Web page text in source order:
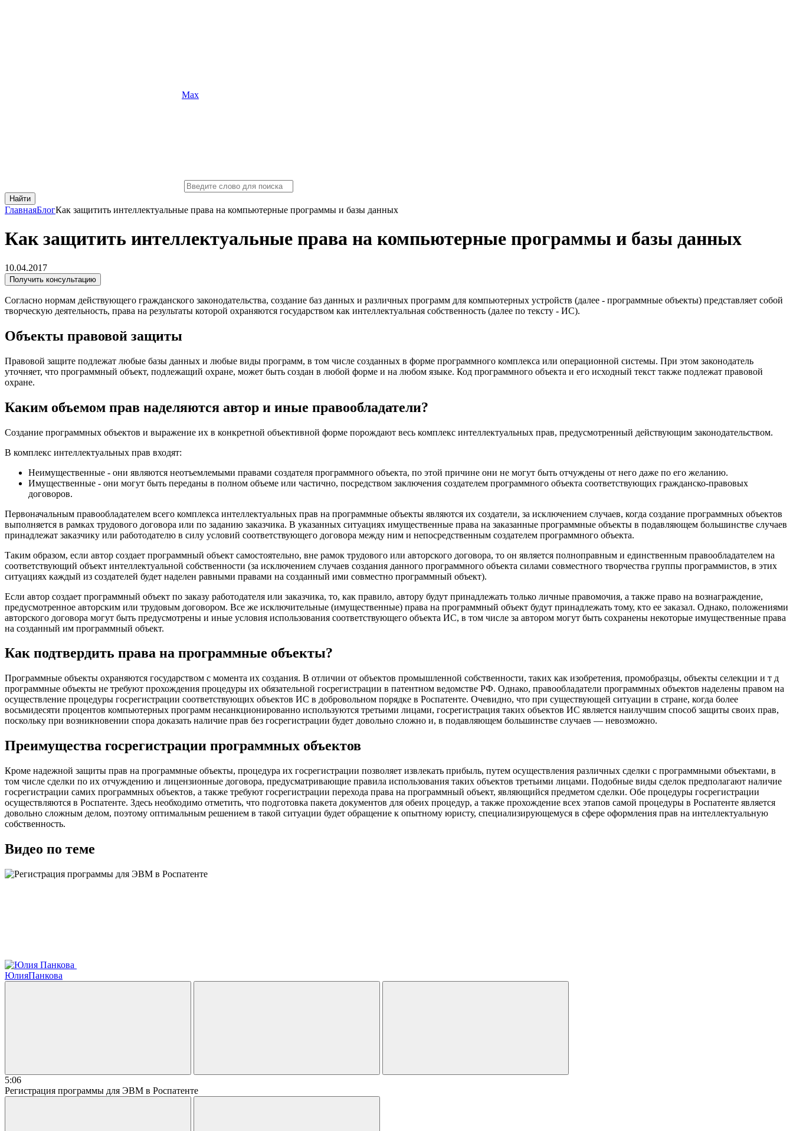
Max
Найти
ГлавнаяБлогКак защитить интеллектуальные права на компьютерные программы и базы данных
Как защитить интеллектуальные права на компьютерные программы и базы данных
10.04.2017
Получить консультацию
Согласно нормам действующего гражданского законодательства, создание баз данных и различных программ для компьютерных устройств (далее - программные объекты) представляет собой
творческую деятельность, права на результаты которой охраняются государством как интеллектуальная собственность (далее по тексту - ИС).
Объекты правовой защиты
Правовой защите подлежат любые базы данных и любые виды программ, в том числе созданных в форме программного комплекса или операционной системы. При этом законодатель
уточняет, что программный объект, подлежащий охране, может быть создан в любой форме и на любом языке. Код программного объекта и его исходный текст также подлежат правовой
охране.
Каким объемом прав наделяются автор и иные правообладатели?
Создание программных объектов и выражение их в конкретной объективной форме порождают весь комплекс интеллектуальных прав, предусмотренный действующим законодательством.
В комплекс интеллектуальных прав входят:
Неимущественные - они являются неотъемлемыми правами создателя программного объекта, по этой причине они не могут быть отчуждены от него даже по его желанию.
Имущественные - они могут быть переданы в полном объеме или частично, посредством заключения создателем программного объекта соответствующих гражданско-правовых
договоров.
Первоначальным правообладателем всего комплекса интеллектуальных прав на программные объекты являются их создатели, за исключением случаев, когда создание программных объектов
выполняется в рамках трудового договора или по заданию заказчика. В указанных ситуациях имущественные права на заказанные программные объекты в подавляющем большинстве случаев
принадлежат заказчику или работодателю в силу условий соответствующего договора между ним и непосредственным создателем программного объекта.
Таким образом, если автор создает программный объект самостоятельно, вне рамок трудового или авторского договора, то он является полноправным и единственным правообладателем на
соответствующий объект интеллектуальной собственности (за исключением случаев создания данного программного объекта силами совместного творчества группы программистов, в этих
ситуациях каждый из создателей будет наделен равными правами на созданный ими совместно программный объект).
Если автор создает программный объект по заказу работодателя или заказчика, то, как правило, автору будут принадлежать только личные правомочия, а также право на вознаграждение,
предусмотренное авторским или трудовым договором. Все же исключительные (имущественные) права на программный объект будут принадлежать тому, кто ее заказал. Однако, положениями
авторского договора могут быть предусмотрены и иные условия использования соответствующего объекта ИС, в том числе за автором могут быть сохранены некоторые имущественные права
на созданный им программный объект.
Как подтвердить права на программные объекты?
Программные объекты охраняются государством с момента их создания. В отличии от объектов промышленной собственности, таких как изобретения, промобразцы, объекты селекции и т д
программные объекты не требуют прохождения процедуры их обязательной госрегистрации в патентном ведомстве РФ. Однако, правообладатели программных объектов наделены правом на
осуществление процедуры госрегистрации соответствующих объектов ИС в добровольном порядке в Роспатенте. Очевидно, что при существующей ситуации в стране, когда более
восьмидесяти процентов компьютерных программ несанкционированно используются третьими лицами, госрегистрация таких объектов ИС является наилучшим способ защиты своих прав,
поскольку при возникновении спора доказать наличие прав без госрегистрации будет довольно сложно и, в подавляющем большинстве случаев — невозможно.
Преимущества госрегистрации программных объектов
Кроме надежной защиты прав на программные объекты, процедура их госрегистрации позволяет извлекать прибыль, путем осуществления различных сделки с программными объектами, в
том числе сделки по их отчуждению и лицензионные договора, предусматривающие правила использования таких объектов третьими лицами. Подобные виды сделок предполагают наличие
госрегистрации самих программных объектов, а также требуют госрегистрации перехода права на программный объект, являющийся предметом сделки. Обе процедуры госрегистрации
осуществляются в Роспатенте. Здесь необходимо отметить, что подготовка пакета документов для обеих процедур, а также прохождение всех этапов самой процедуры в Роспатенте является
довольно сложным делом, поэтому оптимальным решением в такой ситуации будет обращение к опытному юристу, специализирующемуся в сфере оформления прав на интеллектуальную
собственность.
Видео по теме
ЮлияПанкова
5:06
Регистрация программы для ЭВМ в Роспатенте